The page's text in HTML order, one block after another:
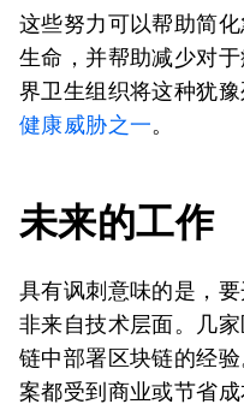
这些努力可以帮助简
生命，并帮助减少对
界卫生组织将这种犹
健康威胁之一。
未来的工作
具有讽刺意味的是，
非来自技术层面。几
链中部署区块链的经
案都受到商业或节省